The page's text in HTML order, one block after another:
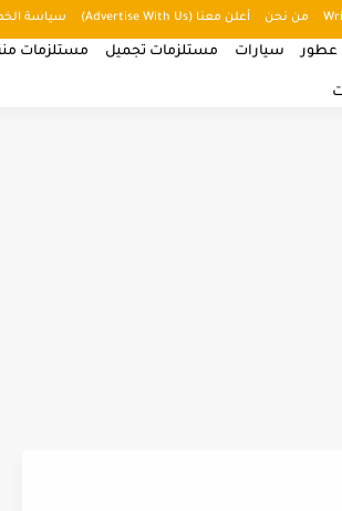
من نحن أعلن معنا (Advertise With Us) سياسة
عطور سيارات مستلزمات تجميل مستلزمات